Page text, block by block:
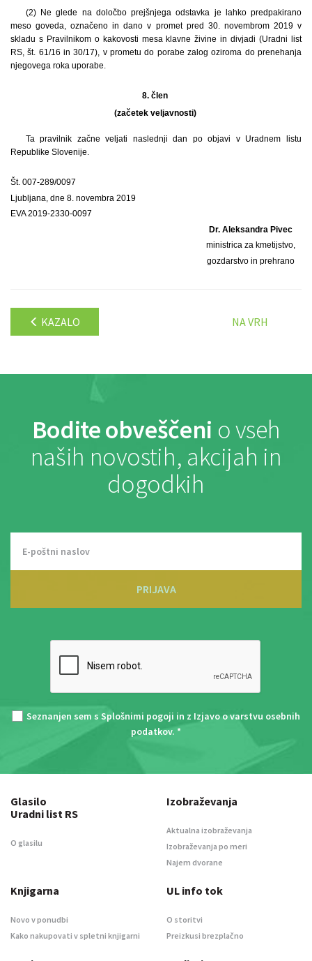
(2) Ne glede na določbo prejšnjega odstavka je lahko predpakirano
meso goveda, označeno in dano v promet pred 30. novembrom 2019 v
skladu s Pravilnikom o kakovosti mesa klavne živine in divjadi (Uradni list
RS, št. 61/16 in 30/17), v prometu do porabe zalog oziroma do prenehanja
njegovega roka uporabe.
8. člen
(začetek veljavnosti)
Ta pravilnik začne veljati naslednji dan po objavi v Uradnem listu
Republike Slovenije.
Št. 007-289/0097
Ljubljana, dne 8. novembra 2019
EVA 2019-2330-0097
Dr. Aleksandra Pivec
ministrica za kmetijstvo,
gozdarstvo in prehrano
KAZALO NA VRH
Bodite obveščeni o vseh
naših novostih, akcijah in
dogodkih
PRIJAVA
Seznanjen sem s Splošnimi pogoji in z Izjavo o varstvu osebnih
podatkov. *
Glasilo
Uradni list RS
O glasilu
Izobraževanja
Aktualna izobraževanja
Izobraževanja po meri
Najem dvorane
Knjigarna
Novo v ponudbi
Kako nakupovati v spletni knjigarni
UL info tok
O storitvi
Preizkusi brezplačno